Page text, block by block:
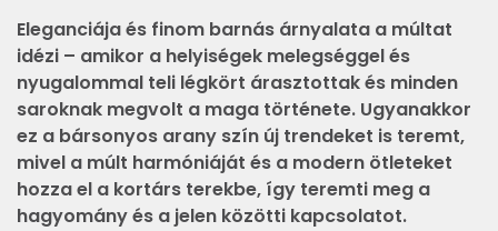
Eleganciája és finom barnás árnyalata a múltat
idézi – amikor a helyiségek melegséggel és
nyugalommal teli légkört árasztottak és minden
saroknak megvolt a maga története. Ugyanakkor
ez a bársonyos arany szín új trendeket is teremt,
mivel a múlt harmóniáját és a modern ötleteket
hozza el a kortárs terekbe, így teremti meg a
hagyomány és a jelen közötti kapcsolatot.